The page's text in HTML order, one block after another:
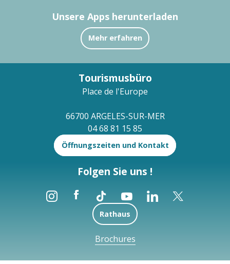
Unsere Apps herunterladen
Mehr erfahren
Tourismusbüro
Place de l'Europe
66700 ARGELES-SUR-MER
04 68 81 15 85
Öffnungszeiten und Kontakt
Folgen Sie uns !
Rathaus
Brochures